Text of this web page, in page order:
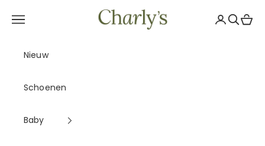
Charly's
Navigatiemenu openen Zoeken
Nieuw
Schoenen
Baby